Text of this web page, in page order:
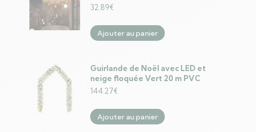
32.89€
Ajouter au panier
Guirlande de Noël avec LED et
neige floquée Vert 20 m PVC
144.27€
Ajouter au panier